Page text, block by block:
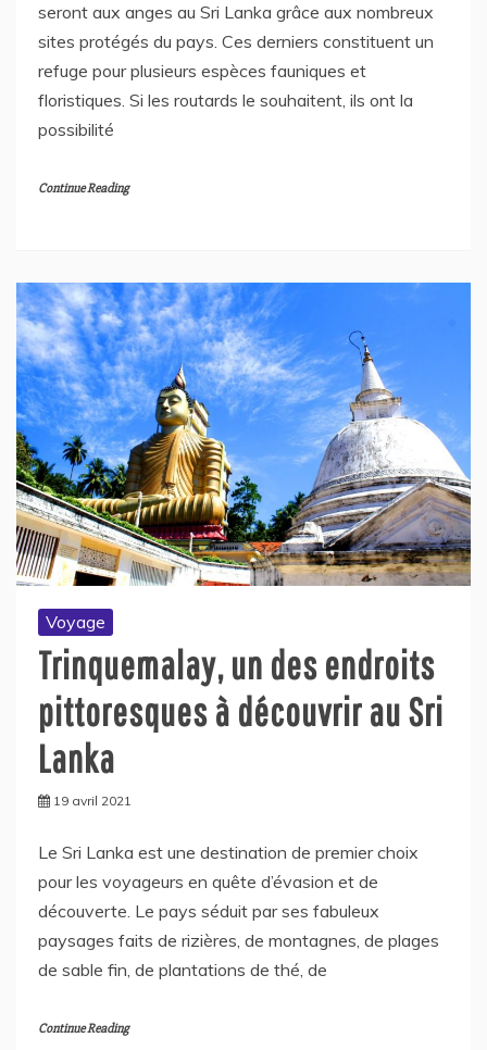
seront aux anges au Sri Lanka grâce aux nombreux
sites protégés du pays. Ces derniers constituent un
refuge pour plusieurs espèces fauniques et
floristiques. Si les routards le souhaitent, ils ont la
possibilité
Continue Reading
Voyage
Trinquemalay, un des endroits
pittoresques à découvrir au Sri
Lanka
19 avril 2021
Le Sri Lanka est une destination de premier choix
pour les voyageurs en quête d’évasion et de
découverte. Le pays séduit par ses fabuleux
paysages faits de rizières, de montagnes, de plages
de sable fin, de plantations de thé, de
Continue Reading